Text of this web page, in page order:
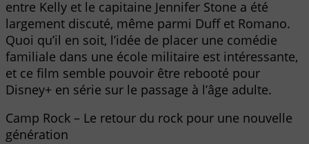
entre Kelly et le capitaine Jennifer Stone a été
largement discuté, même parmi Duff et Romano.
Quoi qu’il en soit, l’idée de placer une comédie
familiale dans une école militaire est intéressante,
et ce film semble pouvoir être rebooté pour
Disney+ en série sur le passage à l’âge adulte.
Camp Rock – Le retour du rock pour une nouvelle
génération